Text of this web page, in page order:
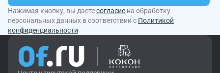
Нажимая кнопку, вы даетесогласие на обработку
персональных данных в соответствии с Политикой
конфиденциальности